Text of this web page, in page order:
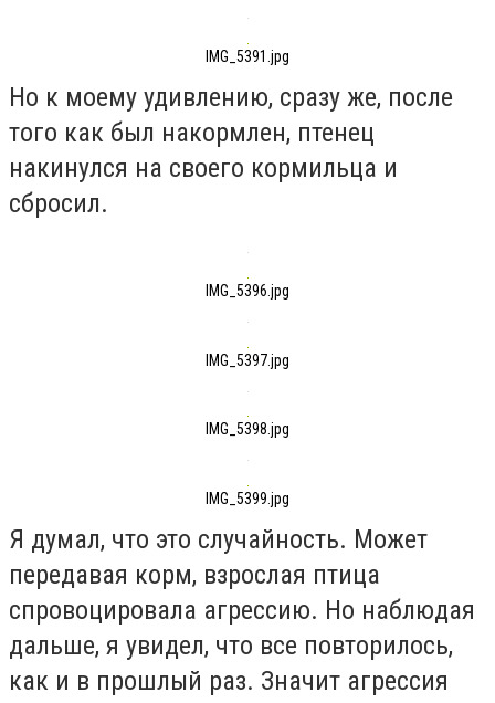
IMG_5391.jpg
Но к моему удивлению, сразу же, после
того как был накормлен, птенец
накинулся на своего кормильца и
сбросил.
IMG_5396.jpg
IMG_5397.jpg
IMG_5398.jpg
IMG_5399.jpg
Я думал, что это случайность. Может
передавая корм, взрослая птица
спровоцировала агрессию. Но наблюдая
дальше, я увидел, что все повторилось,
как и в прошлый раз. Значит агрессия